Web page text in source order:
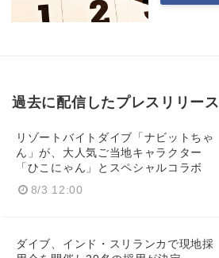
過去に配信したプレスリリース
リゾートバイトダイブ「ナビットちゃ
ん」が、大人気ご当地キャラクター
「ひこにゃん」とスペシャルコラボ
8/3 12:00
ダイブ、インド・スリランカで現地採